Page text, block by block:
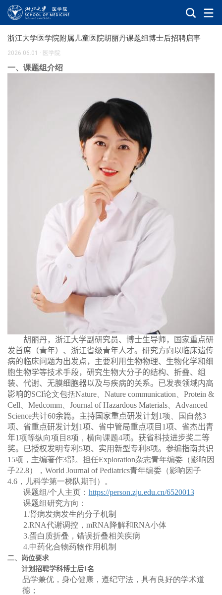
浙江大学医学院附属儿童医院胡丽丹课题组博士后招聘启事
2026.06.01 · 医学院
一、课题组介绍
胡丽丹， 浙江大学副研究员、 博士生导师 ，
国家重点研
发首席（青年）、 浙江省级青年人才。 研究方向以临床遗传
病的临床问题为出发点，主要利用生物物理、生物化学和细
胞生物学等技术手段，研究生物大分子的结构、折叠、组
装、代谢、无膜细胞器以及与疾病的关系。已发表领域内高
影响的SCI论文包括Nature Nature communication
Protein &
Cell
Medcomm Journal of Hazardous Materials
Advanced
Science共计60余篇。主持国家重点研发计划 1项、国自然3
项、 省重点研发计划 1项、 省中管局重点项目 1项、 省杰出青
年1项等纵向项目 8项，横向课题4项。获省科技进步奖二等
奖。已授权发明专利 5项、 实用新型专利 8项。 参编指南共识
15项，主编著作3部。担任Exploration杂志青年编委（影响因
子22.8）， World Journal of Pediatrics青年编委（影响因子
4.6 ，儿科学第一梯队期刊）。
课题组/个人主页： https://person.zju.edu.cn/6520013
课题组研究方向：
1.肾病发病发生的分子机制
2.RNA代谢调控， mRNA 降解和RNA小体
3.蛋白质折叠，错误折叠相关疾病
4.中药化合物药物作用机制
二、岗位要求
计划招聘学科博士后1 名
品学兼优，身心健康，遵纪守法，具有良好的学术道
德；